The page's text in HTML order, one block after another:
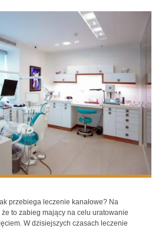
przebiega leczenie kanałowe? Na
że to zabieg mający na celu uratowanie
W dzisiejszych czasach leczenie